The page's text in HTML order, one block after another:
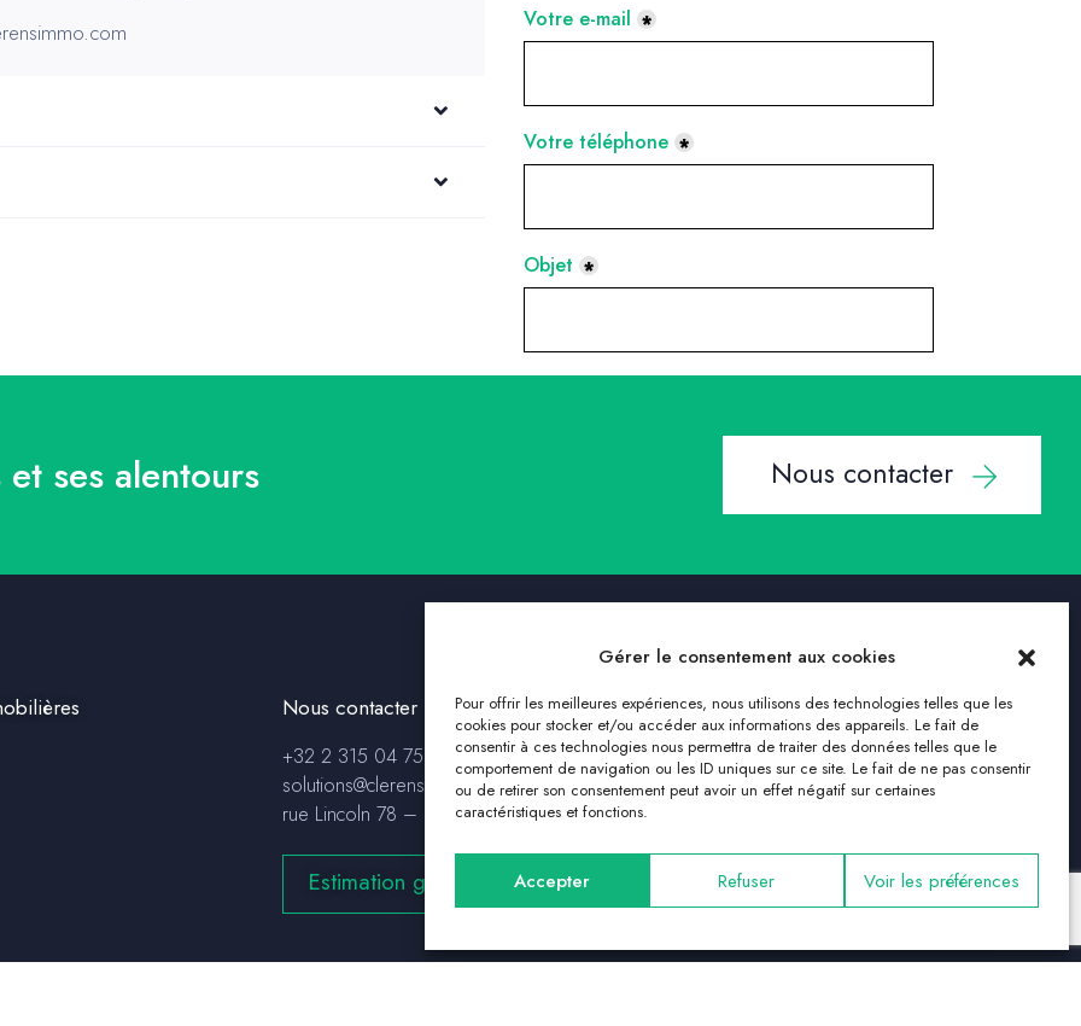
Gérer le consentement aux cookies
Pour offrir les meilleures expériences, nous utilisons des technologies telles que les
cookies pour stocker et/ou accéder aux informations des appareils. Le fait de
consentir à ces technologies nous permettra de traiter des données telles que le
comportement de navigation ou les ID uniques sur ce site. Le fait de ne pas consentir
ou de retirer son consentement peut avoir un effet négatif sur certaines
caractéristiques et fonctions.
Accepter Refuser Voir les préférences
ses alentours Nous contacter
Nous contacter
+32 2 315 04 75
solutions@clerensimmo.com
rue Lincoln 78 – 1180 Uccle
Estimation gratuite
Nous suivre